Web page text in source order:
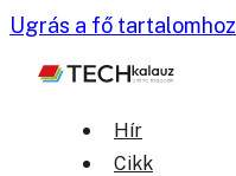
Ugrás a fő tartalomhoz
Hír
Cikk